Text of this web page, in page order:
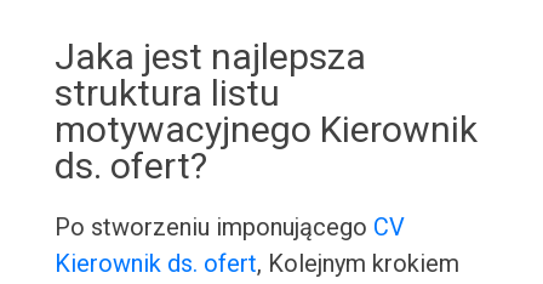
Jaka jest najlepsza
struktura listu
motywacyjnego Kierownik
ds. ofert?
Po stworzeniu imponującego CV
Kierownik ds. ofert, Kolejnym krokiem